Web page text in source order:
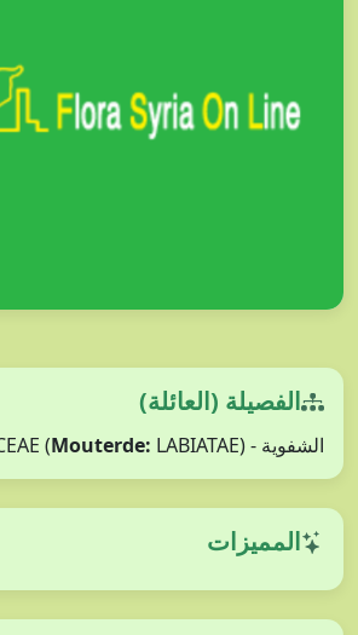
الفصيلة (العائلة)
الشفوية - LAMIACEAE ( Mouterde: LABIATAE)
المميزات